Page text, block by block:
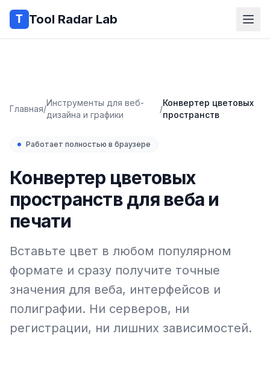
Tool Radar Lab
Главная/
Инструменты для веб-
дизайна и графики
/
Конвертер цветовых
пространств
Работает полностью в браузере
Конвертер цветовых
пространств для веба и
печати
Вставьте цвет в любом популярном
формате и сразу получите точные
значения для веба, интерфейсов и
полиграфии. Ни серверов, ни
регистрации, ни лишних зависимостей.